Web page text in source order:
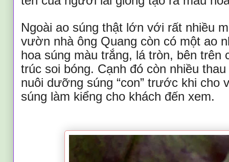
Ngoài ao súng thật lớn với rất nhiều
vườn nhà ông Quang còn có một ao
hoa súng màu trắng, lá tròn, bên trên
trúc soi bóng. Cạnh đó còn nhiều
nuôi dưỡng súng “con” trước khi cho
súng làm kiểng cho khách đến xem.